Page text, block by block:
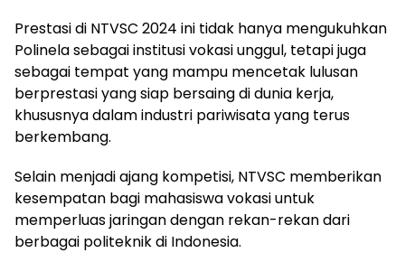
Prestasi di NTVSC 2024 ini tidak hanya mengukuhkan
Polinela sebagai institusi vokasi unggul, tetapi juga
sebagai tempat yang mampu mencetak lulusan
berprestasi yang siap bersaing di dunia kerja,
khususnya dalam industri pariwisata yang terus
berkembang.
Selain menjadi ajang kompetisi, NTVSC memberikan
kesempatan bagi mahasiswa vokasi untuk
memperluas jaringan dengan rekan-rekan dari
berbagai politeknik di Indonesia.